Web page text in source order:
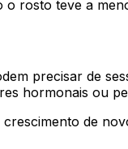
o rosto teve a
precisar de
hormonais ou
de